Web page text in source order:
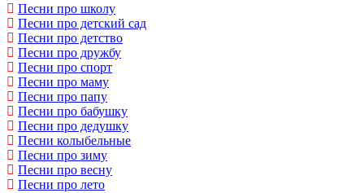
Песни про школу
Песни про детский сад
Песни про детство
Песни про дружбу
Песни про спорт
Песни про маму
Песни про папу
Песни про бабушку
Песни про дедушку
Песни колыбельные
Песни про зиму
Песни про весну
Песни про лето